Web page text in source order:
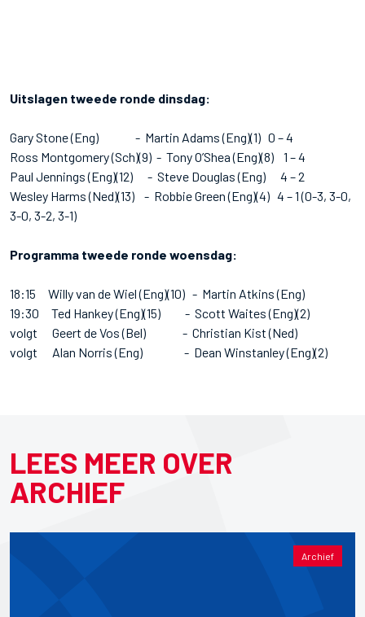
Uitslagen tweede ronde dinsdag:
Gary Stone (Eng) - Martin Adams (Eng)(1) 0 – 4
Ross Montgomery (Sch)(9) - Tony O’Shea (Eng)(8) 1 – 4
Paul Jennings (Eng)(12) - Steve Douglas (Eng) 4 – 2
Wesley Harms (Ned)(13) - Robbie Green (Eng)(4) 4 – 1 (0-3, 3-0,
3-0, 3-2, 3-1)
Programma tweede ronde woensdag:
18:15 Willy van de Wiel (Eng)(10) - Martin Atkins (Eng)
19:30 Ted Hankey (Eng)(15) - Scott Waites (Eng)(2)
volgt Geert de Vos (Bel) - Christian Kist (Ned)
volgt Alan Norris (Eng) - Dean Winstanley (Eng)(2)
LEES MEER OVER
ARCHIEF
Archief